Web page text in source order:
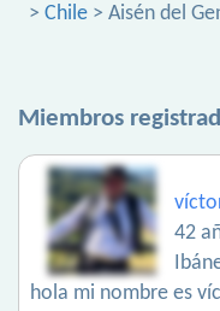
> Chile > Aisén del
Miembros
42
hola mi nombre es